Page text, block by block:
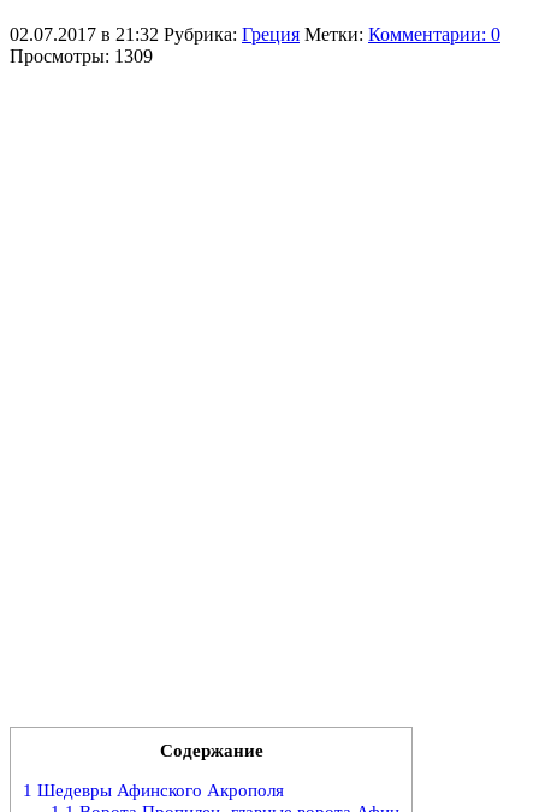
02.07.2017 в 21:32 Рубрика: Греция Метки: Комментарии: 0
Просмотры: 1309
Содержание
1 Шедевры Афинского Акрополя